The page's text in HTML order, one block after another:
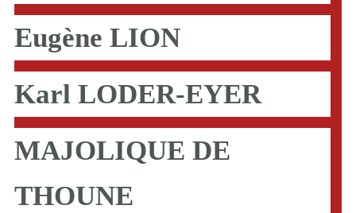
Eugène LION
Karl LODER-EYER
MAJOLIQUE DE
THOUNE